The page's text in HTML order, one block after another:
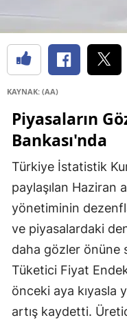
KAYNAK: (AA)
Piyasaların
Bankası'nda
Türkiye İstatistik
paylaşılan Haziran
yönetiminin
ve piyasalardaki
daha gözler önüne
Tüketici Fiyat
önceki aya kıyasla
artış kaydetti.